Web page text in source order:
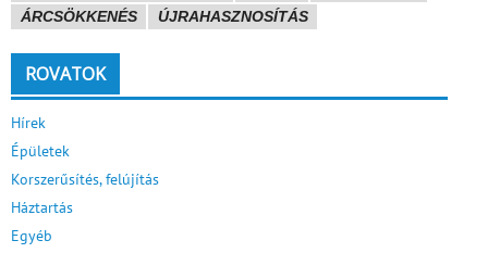
ÁRCSÖKKENÉS
ÚJRAHASZNOSÍTÁS
ROVATOK
Hírek
Épületek
Korszerűsítés, felújítás
Háztartás
Egyéb